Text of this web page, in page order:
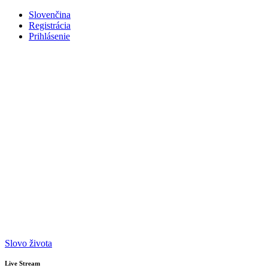
Slovenčina
Registrácia
Prihlásenie
Slovo života
Live Stream